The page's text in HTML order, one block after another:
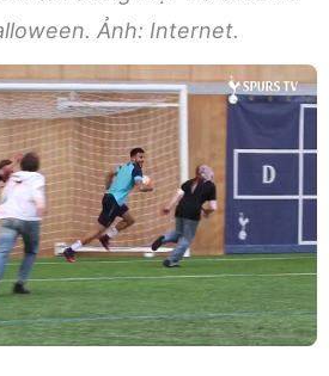
Ảnh: Internet.